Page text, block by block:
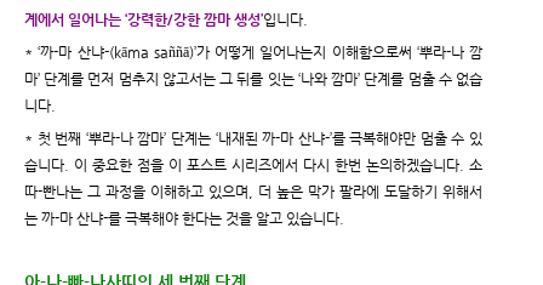
계에서 일어나는 ‘강력한/강한 깜마 생성’입니다.
* ‘까-마 산냐-(kāma saññā)’가 어떻게 일어나는지 이해함으로써 ‘뿌라-나 깜
마’ 단계를 먼저 멈추지 않고서는 그 뒤를 잇는 ‘나와 깜마’ 단계를 멈출 수 없습
니다.
* 첫 번째 ‘뿌라-나 깜마’ 단계는 ‘내재된 까-마 산냐-’를 극복해야만 멈출 수 있
습니다. 이 중요한 점을 이 포스트 시리즈에서 다시 한번 논의하겠습니다. 소
따-빤나는 그 과정을 이해하고 있으며, 더 높은 막가 팔라에 도달하기 위해서
는 까-마 산냐-를 극복해야 한다는 것을 알고 있습니다.